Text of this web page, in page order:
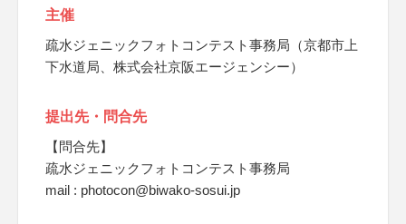
主催
疏水ジェニックフォトコンテスト事務局（京都市上
下水道局、株式会社京阪エージェンシー）
提出先・問合先
【問合先】
疏水ジェニックフォトコンテスト事務局
mail : photocon@biwako-sosui.jp